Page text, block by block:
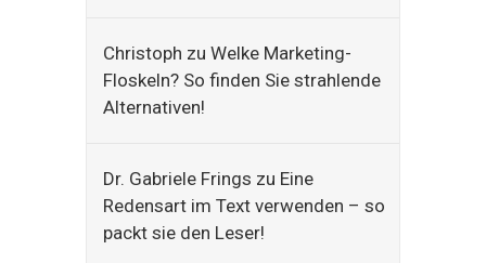
Christoph zu Welke Marketing-
Floskeln? So finden Sie strahlende
Alternativen!
Dr. Gabriele Frings zu Eine
Redensart im Text verwenden – so
packt sie den Leser!